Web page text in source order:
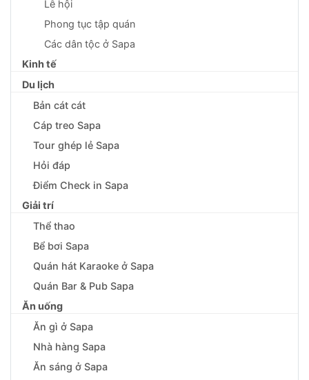
Lễ hội
Phong tục tập quán
Các dân tộc ở Sapa
Kinh tế
Du lịch
Bản cát cát
Cáp treo Sapa
Tour ghép lẻ Sapa
Hỏi đáp
Điểm Check in Sapa
Giải trí
Thể thao
Bể bơi Sapa
Quán hát Karaoke ở Sapa
Quán Bar & Pub Sapa
Ăn uống
Ăn gì ở Sapa
Nhà hàng Sapa
Ăn sáng ở Sapa